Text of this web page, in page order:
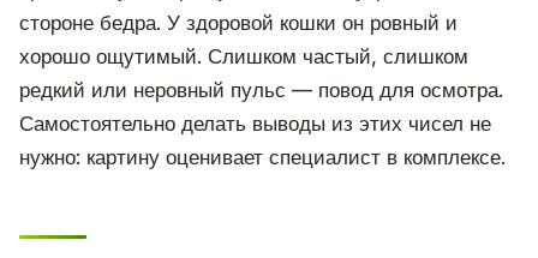
стороне бедра. У здоровой кошки он ровный и
хорошо ощутимый. Слишком частый, слишком
редкий или неровный пульс — повод для осмотра.
Самостоятельно делать выводы из этих чисел не
нужно: картину оценивает специалист в комплексе.